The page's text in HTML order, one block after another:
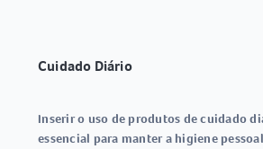
Cuidado Diário
Inserir o uso de produtos de cuidado
essencial para manter a higiene